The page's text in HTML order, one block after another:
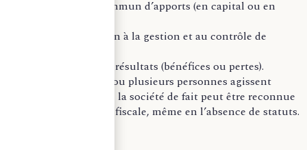
La mise en commun d’apports (en capital ou en
La participation à la gestion et au contrôle de
Le partage des résultats (bénéfices ou pertes).
Ainsi, lorsque deux ou plusieurs personnes agissent
comme des associés, la société de fait peut être reconnue
par l’administration fiscale, même en l’absence de statuts.